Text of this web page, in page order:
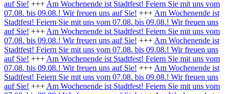
auf Sie! +++ Am Wochenende ist Stadtfest! Feiern Sie mit uns vom
07.08. bis 09.08.! Wir freuen uns auf Sie! +++ Am Wochenende ist
Stadtfest! Feiern Sie mit uns vom 07.08. bis 09.08.! Wir freuen uns
auf Sie! +++ Am Wochenende ist Stadtfest! Feiern Sie mit uns vom
07.08. bis 09.08.! Wir freuen uns auf Sie! +++ Am Wochenende ist
Stadtfest! Feiern Sie mit uns vom 07.08. bis 09.08.! Wir freuen uns
auf Sie! +++ Am Wochenende ist Stadtfest! Feiern Sie mit uns vom
07.08. bis 09.08.! Wir freuen uns auf Sie! +++ Am Wochenende ist
Stadtfest! Feiern Sie mit uns vom 07.08. bis 09.08.! Wir freuen uns
auf Sie! +++ Am Wochenende ist Stadtfest! Feiern Sie mit uns vom